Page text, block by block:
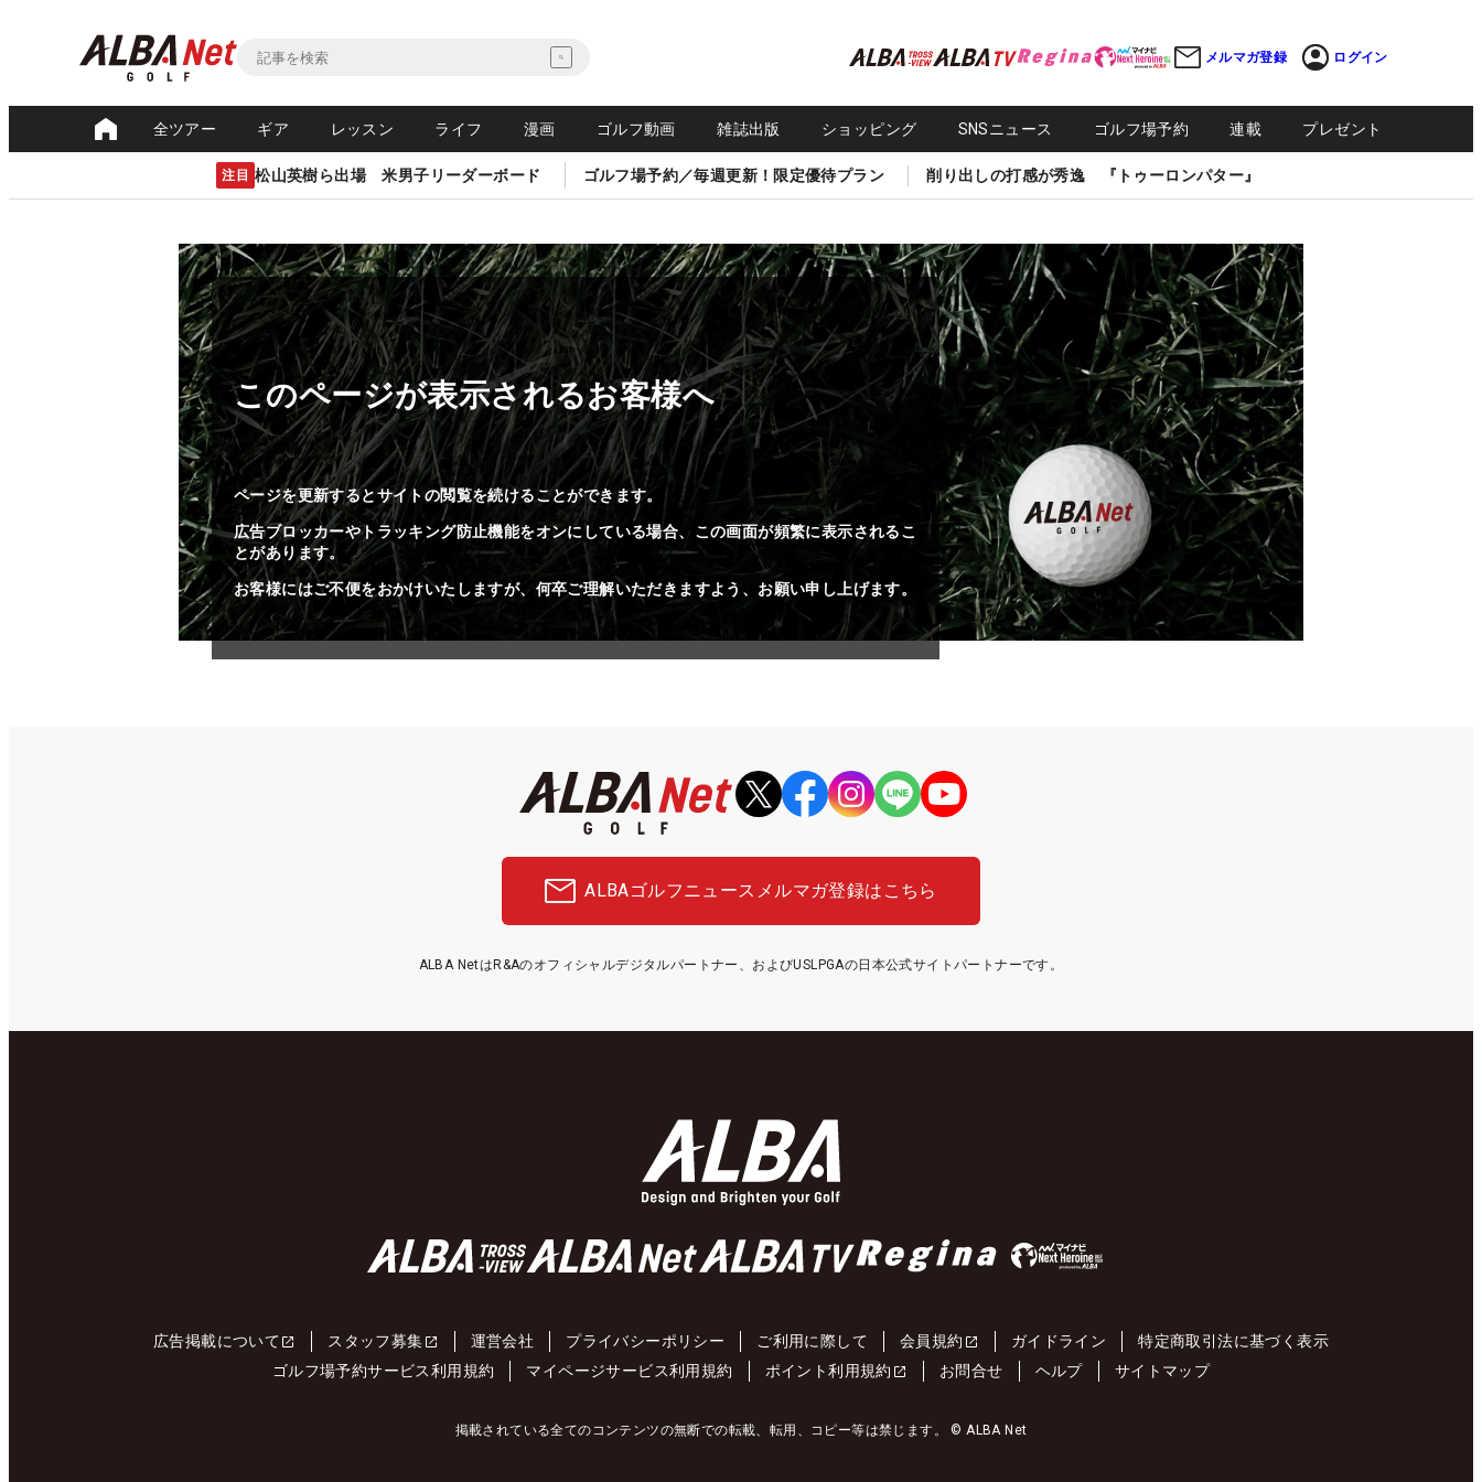
メルマガ登録 ログイン
全ツアー ギア レッスン ライフ 漫画 ゴルフ動画 雑誌出版 ショッピング SNSニュース ゴルフ場予約 連載 プレゼント
注目 松山英樹ら出場 米男子リーダーボード ゴルフ場予約／毎週更新！限定優待プラン 削り出しの打感が秀逸 『トゥーロンパター』
このページが表示されるお客様へ
ページを更新するとサイトの閲覧を続けることができます。
広告ブロッカーやトラッキング防止機能をオンにしている場合、この画面が頻繁に表示されるこ
とがあります。
お客様にはご不便をおかけいたしますが、何卒ご理解いただきますよう、お願い申し上げます。
ALBAゴルフニュース メルマガ登録はこちら
ALBA NetはR&Aのオフィシャルデジタルパートナー、およびUSLPGAの日本公式サイトパートナーです。
広告掲載について スタッフ募集 運営会社 プライバシーポリシー ご利用に際して 会員規約 ガイドライン
特定商取引法に基づく表示
ゴルフ場予約サービス利用規約
マイページサービス利用規約 ポイント利用規約 お問合せ ヘルプ サイトマップ
掲載されている全てのコンテンツの無断での転載、転用、コピー等は禁じます。 © ALBA Net